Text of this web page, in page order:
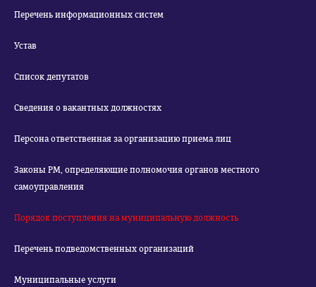
Перечень информационных систем
Устав
Список депутатов
Сведения о вакантных должностях
Персона ответственная за организацию приема лиц
Законы РМ, определяющие полномочия органов местного
самоуправления
Порядок поступления на муниципальную должность
Перечень подведомственных организаций
Муниципальные услуги